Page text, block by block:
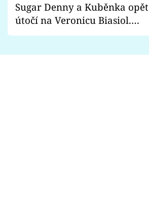
Sugar Denny a Kuběnka opět
útočí na Veronicu Biasiol.
Proč je podle nich falešná a